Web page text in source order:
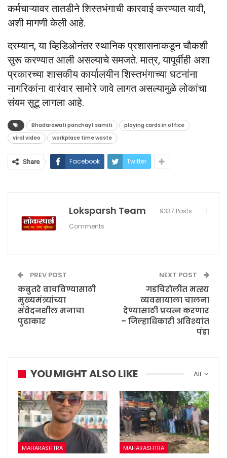
कर्मचाऱ्यावर तातडीने शिस्तभंगाची कारवाई करण्यात यावी,
अशी मागणी केली आहे.
दरम्यान, या व्हिडिओनंतर स्थानिक प्रशासनाकडून चौकशी
सुरू करण्यात आली असल्याचे समजते. मात्र, यापूर्वीही अशा
प्रकारच्या शासकीय कार्यालयीन शिस्तभंगाच्या घटनांना
नागरिकांना वारंवार सामोरे जावे लागत असल्यामुळे लोकांचा
संयम सुटू लागला आहे.
Bhadarawati panchayt samiti
playing cards in office
viral video
workplace time waste
Share Facebook Twitter
Loksparsh Team 9337 Posts
1
Comments
PREV POST
कबुतरे वाचविण्यासाठी
मुख्यमंत्र्यांच्या
संवेदनशील मनाचा
पुढाकार
NEXT POST
गडचिरोलीत मत्स्य
व्यवसायाला चालना
देण्यासाठी प्रयत्न करणार
– जिल्हाधिकारी अविश्यांत
पंडा
All
YOU MIGHT ALSO LIKE
MAHARASHTRA MAHARASHTRA